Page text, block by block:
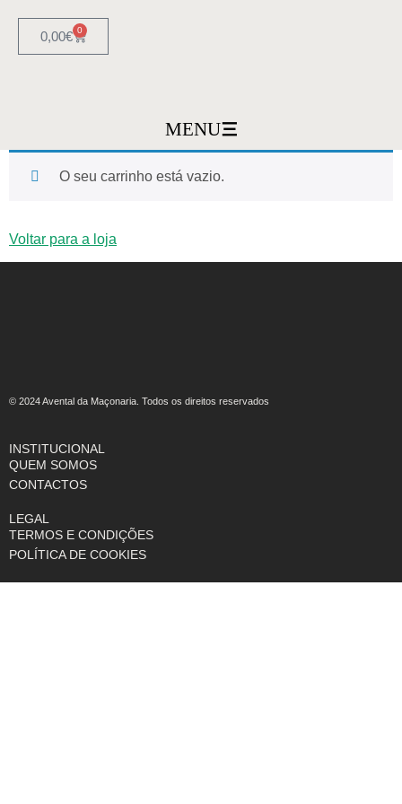
0,00€ 0
MENU
O seu carrinho está vazio.
Voltar para a loja
© 2024 Avental da Maçonaria. Todos os direitos reservados
INSTITUCIONAL
QUEM SOMOS
CONTACTOS
LEGAL
TERMOS E CONDIÇÕES
POLÍTICA DE COOKIES